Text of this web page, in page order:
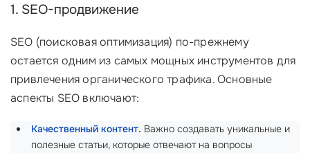
1. SEO-продвижение
SEO (поисковая оптимизация) по-прежнему
остается одним из самых мощных инструментов для
привлечения органического трафика. Основные
аспекты SEO включают:
Качественный контент. Важно создавать уникальные и
полезные статьи, которые отвечают на вопросы